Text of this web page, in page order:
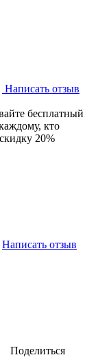
Написать отзыв
бесплатный
кто
20%
Написать отзыв
Поделиться